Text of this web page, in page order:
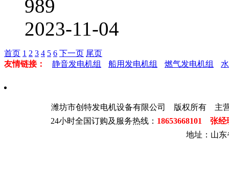
989
2023-11-04
首页 1 2 3 4 5 6 下一页 尾页
友情链接：
静音发电机组 船用发电机组 燃气发电机组
潍坊市创特发电机设备有限公司 版权所有 主
24小时全国订购及服务热线： 18653668101 张
地址：山